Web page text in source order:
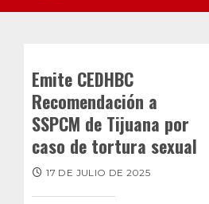
principal
Emite CEDHBC
Recomendación a
SSPCM de Tijuana por
caso de tortura sexual
17 DE JULIO DE 2025